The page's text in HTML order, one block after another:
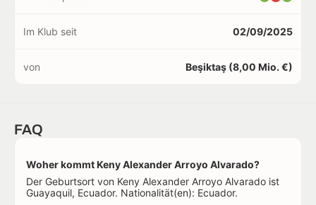
Im Klub seit 02/09/2025
von Beşiktaş (8,00 Mio. €)
FAQ
Woher kommt Keny Alexander Arroyo Alvarado?
Der Geburtsort von Keny Alexander Arroyo Alvarado ist
Guayaquil, Ecuador. Nationalität(en): Ecuador.